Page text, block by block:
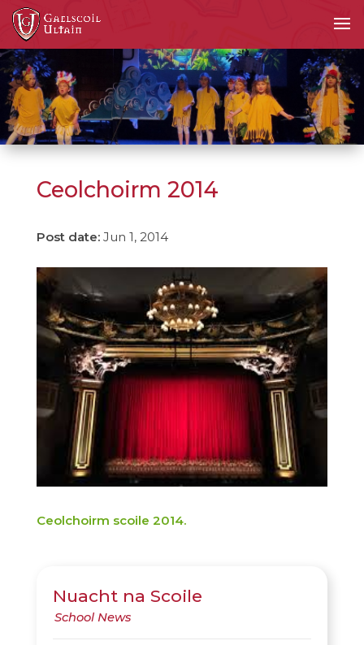
Ceolchoirm 2014
Jun 1, 2014
Ceolchoirm scoile 2014.
Nuacht na Scoile